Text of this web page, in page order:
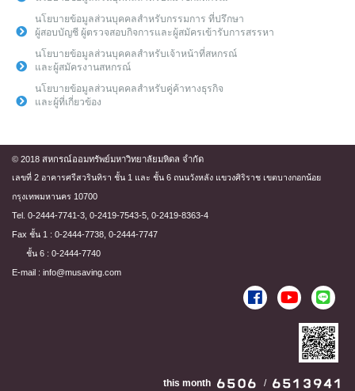
นโยบายข้อมูลส่วนบุคคลสำหรับกรรมการ ที่ปรึกษา
ผู้สอบบัญชี ผู้ตรวจสอบกิจการและผู้สมัครเข้ารับการสรรหา
นโยบายข้อมูลส่วนบุคคลสำหรับเจ้าหน้าที่สหกรณ์
และผู้สมัครงานสหกรณ์
นโยบายข้อมูลส่วนบุคคลสำหรับคู่ค้าทางธุรกิจ
และผู้ที่เกี่ยวข้อง
© 2018 สหกรณ์ออมทรัพย์มหาวิทยาลัยมหิดล จำกัด
เลขที่ 2 อาคารศรีสวรินทิรา ชั้น 1 และ ชั้น 6 ถนนวังหลัง แขวงศิริราช เขตบางกอกน้อย
กรุงเทพมหานคร 10700
Tel. 0-2444-7741-3, 0-2419-7543-5, 0-2419-8363-4
Fax ชั้น 1 : 0-2444-7738, 0-2444-7747
ชั้น 6 : 0-2444-7740
E-mail : info@musaving.com
this month /